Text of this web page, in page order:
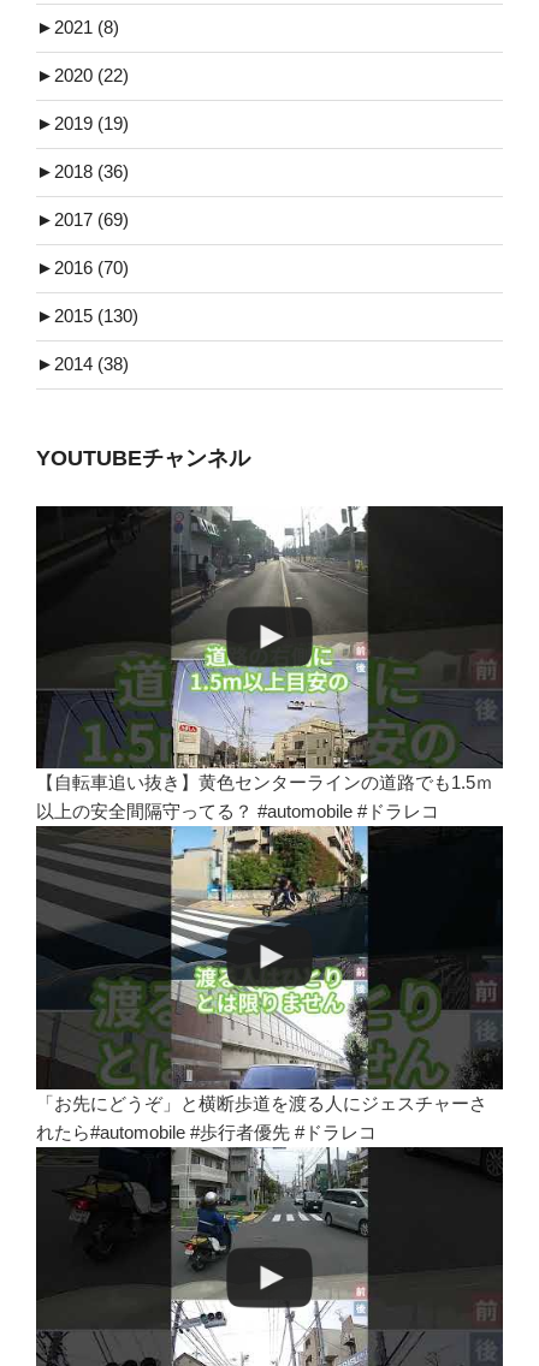
►2021 (8)
►2020 (22)
►2019 (19)
►2018 (36)
►2017 (69)
►2016 (70)
►2015 (130)
►2014 (38)
YOUTUBEチャンネル
【自転車追い抜き】黄色センターラインの道路でも1.5ｍ
以上の安全間隔守ってる？ #automobile #ドラレコ
「お先にどうぞ」と横断歩道を渡る人にジェスチャーさ
れたら#automobile #歩行者優先 #ドラレコ